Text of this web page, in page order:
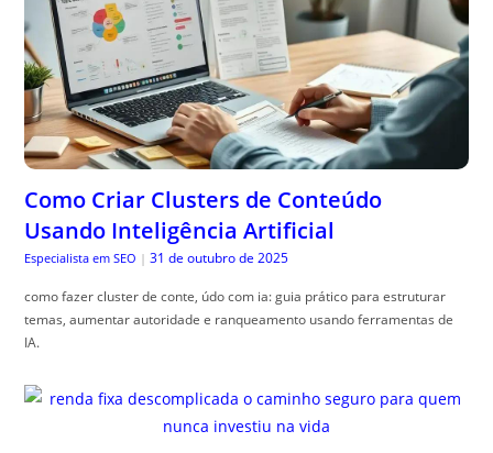
Como Criar Clusters de Conteúdo
Usando Inteligência Artificial
Especialista em SEO | 31 de outubro de 2025
como fazer cluster de conte, údo com ia: guia prático para estruturar
temas, aumentar autoridade e ranqueamento usando ferramentas de
IA.